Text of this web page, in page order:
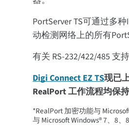
PortServer TS可通过多
动检测网络上的所有
有关 RS-232/422/485 支
Digi Connect EZ TS现已
RealPort 工作流程均保
*RealPort 加密功能与
与 Microsoft Windows® 7、8、